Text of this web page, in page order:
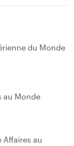
du Monde
au Monde
Affaires au